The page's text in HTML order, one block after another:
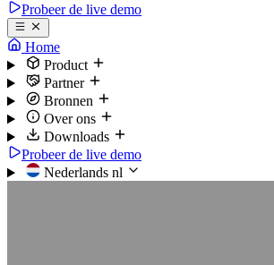
Probeer de live demo
Home
Product
Partner
Bronnen
Over ons
Downloads
Probeer de live demo
Nederlands nl